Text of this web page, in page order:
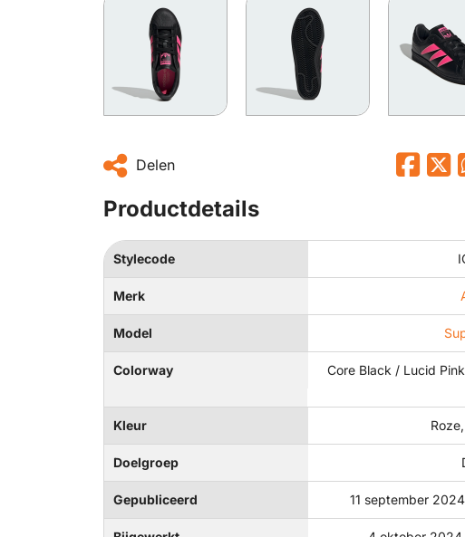
Delen
Productdetails
Stylecode
Merk
Model
Colorway
Core Black / Lucid
Kleur
Doelgroep
Gepubliceerd 11 september